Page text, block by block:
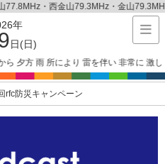
・西金山79.3MHz・金山79.3MHz・会
年
日(日)
雷を伴い 非常に 激しく 降る) 浜通り(く
rfc防災キャンペーン